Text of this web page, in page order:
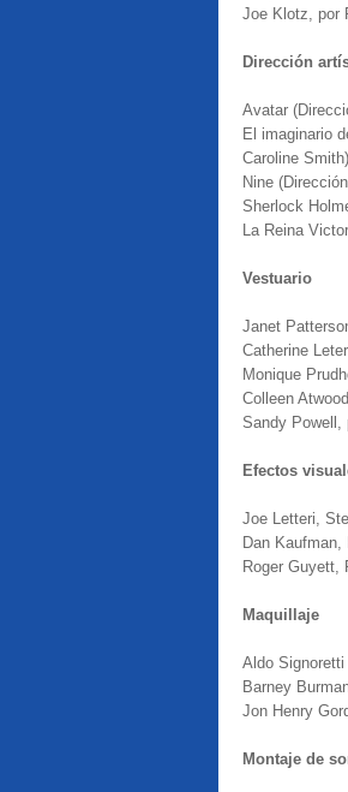
Joe Klotz, por
Dirección
Avatar
El imaginario
Caroline Smith)
Nine
Sherlock
La Reina
Vestuario
Janet
Catherine
Monique
Colleen
Sandy Powell,
Efectos
Joe Letteri,
Dan
Roger Guyett,
Maquillaje
Aldo
Barney
Jon Henry
Montaje de